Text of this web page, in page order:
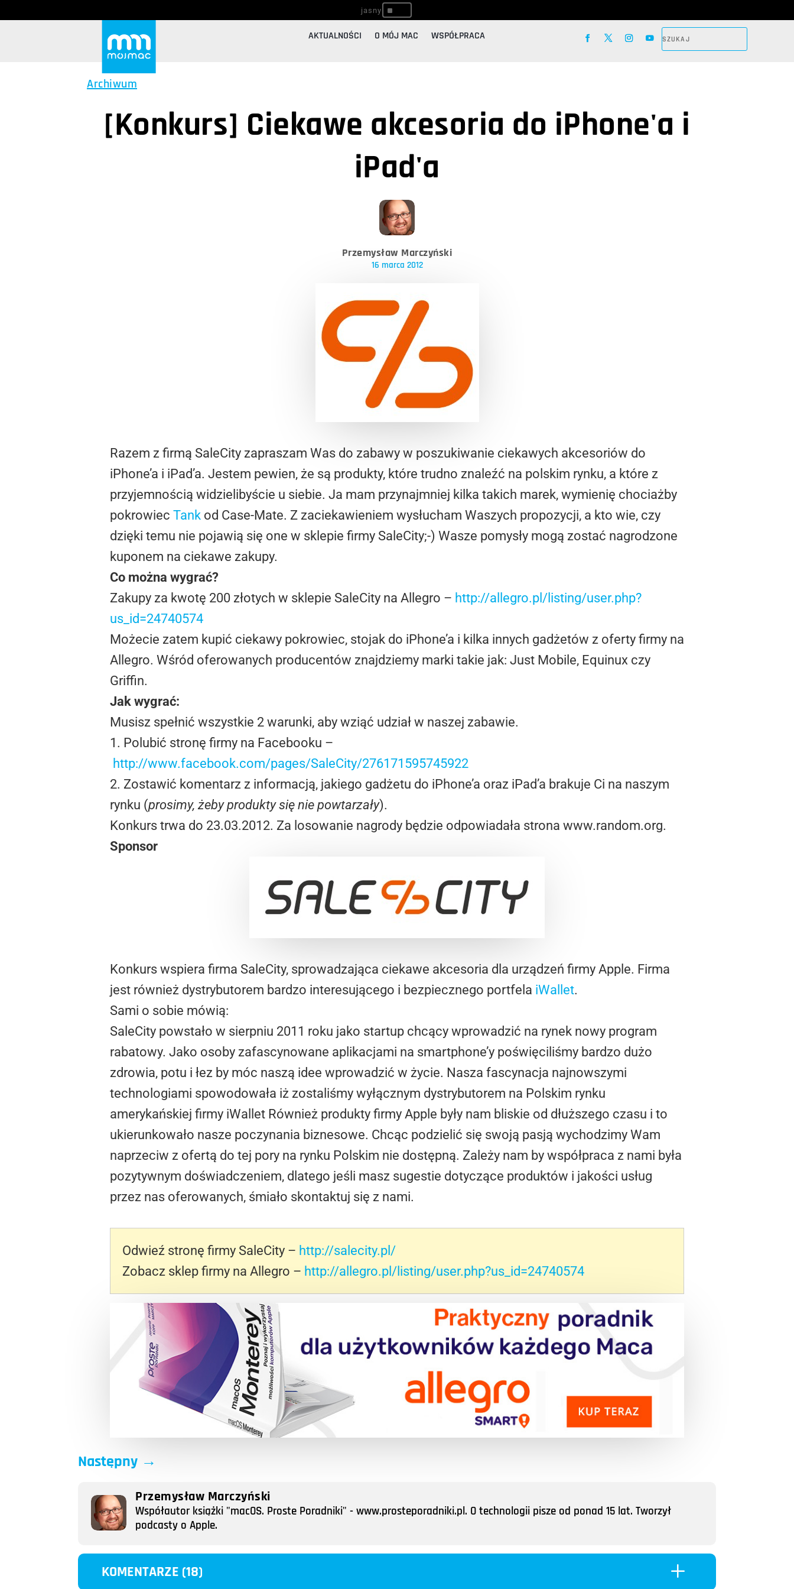
^
AKTUALNOŚCI O MÓJ MAC WSPÓŁPRACA
Archiwum
[Konkurs] Ciekawe akcesoria do iPhone'a i
iPad'a
Przemysław Marczyński
16 marca 2012
Razem z firmą SaleCity zapraszam Was do zabawy w poszukiwanie ciekawych akcesoriów do
iPhone’a i iPad’a. Jestem pewien, że są produkty, które trudno znaleźć na polskim rynku, a które z
przyjemnością widzielibyście u siebie. Ja mam przynajmniej kilka takich marek, wymienię chociażby
pokrowiec Tank od Case-Mate. Z zaciekawieniem wysłucham Waszych propozycji, a kto wie, czy
dzięki temu nie pojawią się one w sklepie firmy SaleCity;-) Wasze pomysły mogą zostać nagrodzone
kuponem na ciekawe zakupy.
Co można wygrać?
Zakupy za kwotę 200 złotych w sklepie SaleCity na Allegro – http://allegro.pl/listing/user.php?
us_id=24740574
Możecie zatem kupić ciekawy pokrowiec, stojak do iPhone’a i kilka innych gadżetów z oferty firmy na
Allegro. Wśród oferowanych producentów znajdziemy marki takie jak: Just Mobile, Equinux czy
Griffin.
Jak wygrać:
Musisz spełnić wszystkie 2 warunki, aby wziąć udział w naszej zabawie.
1. Polubić stronę firmy na Facebooku –
http://www.facebook.com/pages/SaleCity/276171595745922
2. Zostawić komentarz z informacją, jakiego gadżetu do iPhone’a oraz iPad’a brakuje Ci na naszym
rynku (prosimy, żeby produkty się nie powtarzały).
Konkurs trwa do 23.03.2012. Za losowanie nagrody będzie odpowiadała strona www.random.org.
Sponsor
Konkurs wspiera firma SaleCity, sprowadzająca ciekawe akcesoria dla urządzeń firmy Apple. Firma
jest również dystrybutorem bardzo interesującego i bezpiecznego portfela iWallet.
Sami o sobie mówią:
SaleCity powstało w sierpniu 2011 roku jako startup chcący wprowadzić na rynek nowy program
rabatowy. Jako osoby zafascynowane aplikacjami na smartphone’y poświęciliśmy bardzo dużo
zdrowia, potu i łez by móc naszą idee wprowadzić w życie. Nasza fascynacja najnowszymi
technologiami spowodowała iż zostaliśmy wyłącznym dystrybutorem na Polskim rynku
amerykańskiej firmy iWallet Również produkty firmy Apple były nam bliskie od dłuższego czasu i to
ukierunkowało nasze poczynania biznesowe. Chcąc podzielić się swoją pasją wychodzimy Wam
naprzeciw z ofertą do tej pory na rynku Polskim nie dostępną. Zależy nam by współpraca z nami była
pozytywnym doświadczeniem, dlatego jeśli masz sugestie dotyczące produktów i jakości usług
przez nas oferowanych, śmiało skontaktuj się z nami.
Odwieź stronę firmy SaleCity – http://salecity.pl/
Zobacz sklep firmy na Allegro – http://allegro.pl/listing/user.php?us_id=24740574
Następny →
Przemysław Marczyński
Współautor książki "macOS. Proste Poradniki" - www.prosteporadniki.pl. O technologii pisze od ponad 15 lat. Tworzył
podcasty o Apple.
KOMENTARZE (18) L